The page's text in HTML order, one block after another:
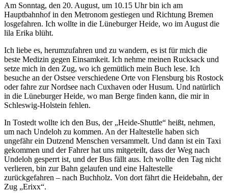
Am Sonntag, den 20. August, um 10.15 Uhr bin ich am
Hauptbahnhof in den Metronom gestiegen und Richtung Bremen
losgefahren. Ich wollte in die Lüneburger Heide, wo im August die
lila Erika blüht.
Ich liebe es, herumzufahren und zu wandern, es ist für mich die
beste Medizin gegen Einsamkeit. Ich nehme meinen Rucksack und
setze mich in den Zug, wo ich gemütlich mein Buch lese. Ich
besuche an der Ostsee verschiedene Orte von Flensburg bis Rostock
oder fahre zur Nordsee nach Cuxhaven oder Husum. Und natürlich
in die Lüneburger Heide, wo man Berge finden kann, die mir in
Schleswig-Holstein fehlen.
In Tostedt wollte ich den Bus, der Heide-Shuttle
heißt, nehmen,
um nach Undeloh zu kommen. An der Haltestelle haben sich
ungefähr ein Dutzend Menschen versammelt. Und dann ist ein Taxi
gekommen und der Fahrer hat uns mitgeteilt, dass der Weg nach
Undeloh gesperrt ist, und der Bus fällt aus. Ich wollte den Tag nicht
verlieren, bin zur Bahn gelaufen und eine Haltestelle
zurückgefahren – nach Buchholz. Von dort fährt die Heidebahn, der
Zug
Erixx .